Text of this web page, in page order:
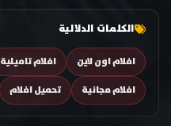
الكلمات الدلالية
افلام اون لاين افلام تاميلية
افلام مجانية
تحميل افلام